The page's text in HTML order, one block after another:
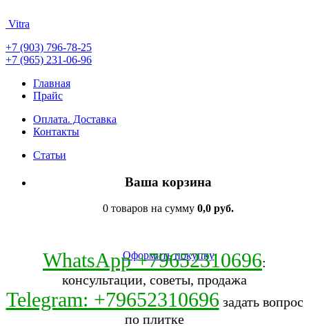
Vitra
+7 (903) 796-78-25
+7 (965) 231-06-96
Главная
Прайс
Оплата. Доставка
Контакты
Статьи
Ваша корзина
0 товаров на сумму 0,0 руб.
Оформить покупку
WhatsApp +79652310696:
консультации, советы, продажа
Telegram: +79652310696 задать вопрос
по плитке